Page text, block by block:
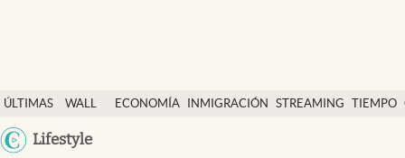
ÚLTIMAS
NOTICIAS
WALL
Y
ECONOMÍA INMIGRACIÓN STREAMING TIEMPO
Lifestyle
Finanzas y economía
Wall Street y dólar